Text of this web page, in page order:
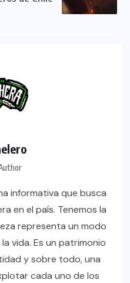
informativa que busca
en el país. Tenemos la
representa un modo
vida. Es un patrimonio
y sobre todo, una
cada uno de los